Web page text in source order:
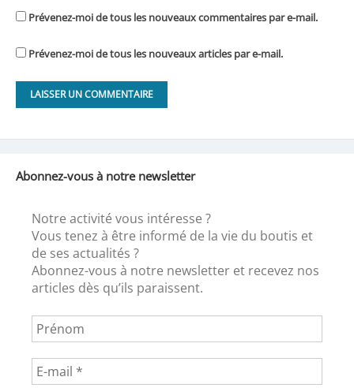
Prévenez-moi de tous les nouveaux commentaires par e-mail.
Prévenez-moi de tous les nouveaux articles par e-mail.
Abonnez-vous à notre newsletter
Notre activité vous intéresse ?
Vous tenez à être informé de la vie du boutis et
de ses actualités ?
Abonnez-vous à notre newsletter et recevez nos
articles dès qu’ils paraissent.